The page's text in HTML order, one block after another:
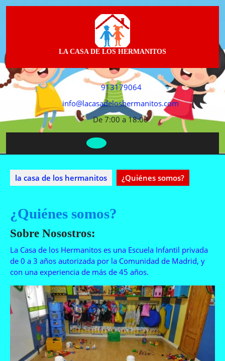
Saltar
LA CASA DE LOS HERMANITOS
913179064
info@lacasadeloshermanitos.com
De 7:00 a 18:00
Botón
apertura
la casa de los hermanitos ¿Quiénes somos?
¿Quiénes somos?
Sobre Nosostros:
La Casa de los Hermanitos es una Escuela Infantil privada
de 0 a 3 años autorizada por la Comunidad de Madrid, y
con una experiencia de más de 45 años.